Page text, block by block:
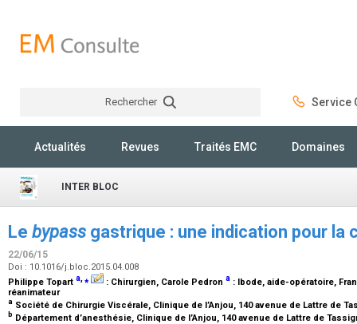
Rechercher Service
Actualités Revues Traités EMC Domaines
INTER BLOC
Le bypass gastrique : une indication pour la
22/06/15
Doi : 10.1016/j.bloc.2015.04.008
Philippe Topart a,⁎ : Chirurgien, Carole Pedron a : Ibode, aide-opératoire,
réanimateur
a Société de Chirurgie Viscérale, Clinique de l’Anjou, 140 avenue de Lattre de
b Département d’anesthésie, Clinique de l’Anjou, 140 avenue de Lattre de